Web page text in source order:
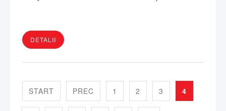
DETALII
START PREC 1 2 3 4